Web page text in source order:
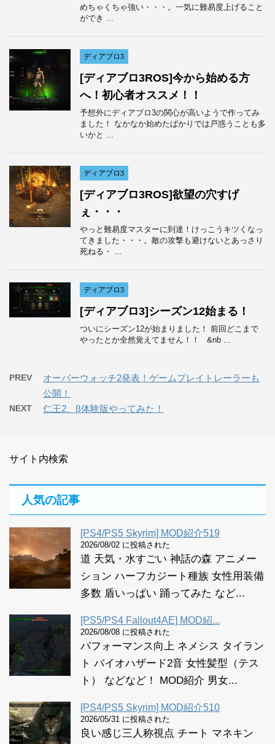
めちゃくちゃ強い・・・。一気に難易度上げること
ができ ...
ディアブロ3
[ディアブロ3ROS]今から始める方
へ！初心者オススメ！！
予想外にディアブロ3の関心が高いようで作ってみ
ました！ なかなか始めたばかりでは戸惑うことも多
いかと ...
ディアブロ3
[ディアブロ3ROS]欲望の穴すげ
ぇ・・・
やっと難易度マスターに到達！けっこうキツくなっ
てきました・・・。敵の攻撃も避けないとあっさり
死ねる・ ...
ディアブロ3
[ディアブロ3]シーズン12始まる！
ついにシーズン12が始まりました！ 前回どこまで
やったとか全然覚えてません！！ &nb ...
PREV
オーバーウォッチ2発表！ゲームプレイトレーラーも
公開！
NEXT 仁王2、β体験版やってみた！
サイト内検索
人気の記事
[PS4/PS5 Skyrim] MOD紹介519
2026/08/02 に投稿された
道 天気・水すごい 神話の森 アニメー
ション ハーフカジート種族 女性用装備
多数 盾いっぱい 踊ってみた など...
[PS5/PS4 Fallout4AE] MOD紹...
2026/08/08 に投稿された
パフォーマンス向上 ネメシス タイラン
ト バイオハザード2音 女性髪型（テス
ト） などなど！ MOD紹介 男女...
[PS4/PS5 Skyrim] MOD紹介510
2026/05/31 に投稿された
良い感じ三人称視点 チート マネキン